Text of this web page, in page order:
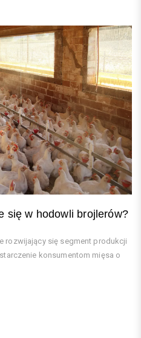
się w hodowli brojlerów?
rozwijający się segment produkcji
konsumentom mięsa o